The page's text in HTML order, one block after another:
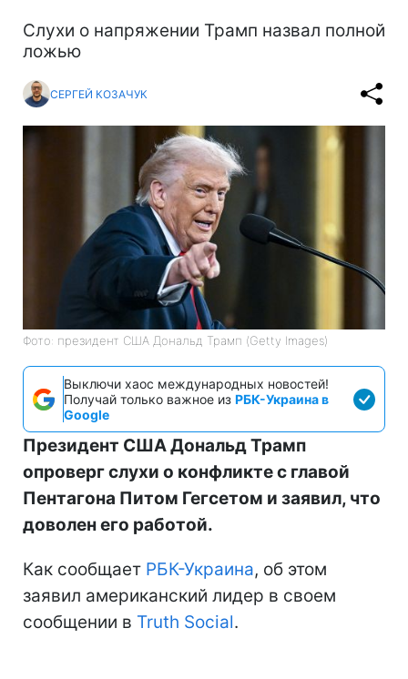
Слухи о напряжении Трамп назвал полной
ложью
СЕРГЕЙ КОЗАЧУК
Фото: президент США Дональд Трамп (Getty Images)
Выключи хаос международных новостей!
Получай только важное из РБК-Украина в
Google
Президент США Дональд Трамп
опроверг слухи о конфликте с главой
Пентагона Питом Гегсетом и заявил, что
доволен его работой.
Как сообщает РБК-Украина, об этом
заявил американский лидер в своем
сообщении в Truth Social.